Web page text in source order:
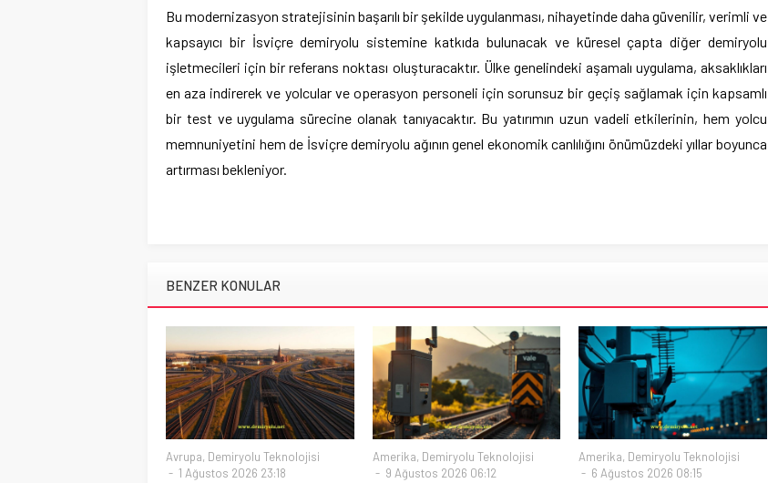
Bu modernizasyon stratejisinin başarılı bir şekilde uygulanması, nihayetinde daha güvenilir, verimli ve
kapsayıcı bir İsviçre demiryolu sistemine katkıda bulunacak ve küresel çapta diğer demiryolu
işletmecileri için bir referans noktası oluşturacaktır. Ülke genelindeki aşamalı uygulama, aksaklıkları
en aza indirerek ve yolcular ve operasyon personeli için sorunsuz bir geçiş sağlamak için kapsamlı
bir test ve uygulama sürecine olanak tanıyacaktır. Bu yatırımın uzun vadeli etkilerinin, hem yolcu
memnuniyetini hem de İsviçre demiryolu ağının genel ekonomik canlılığını önümüzdeki yıllar boyunca
artırması bekleniyor.
BENZER KONULAR
Avrupa, Demiryolu Teknolojisi
1 Ağustos 2026 23:18
Amerika, Demiryolu Teknolojisi
9 Ağustos 2026 06:12
Amerika, Demiryolu Teknolojisi
6 Ağustos 2026 08:15